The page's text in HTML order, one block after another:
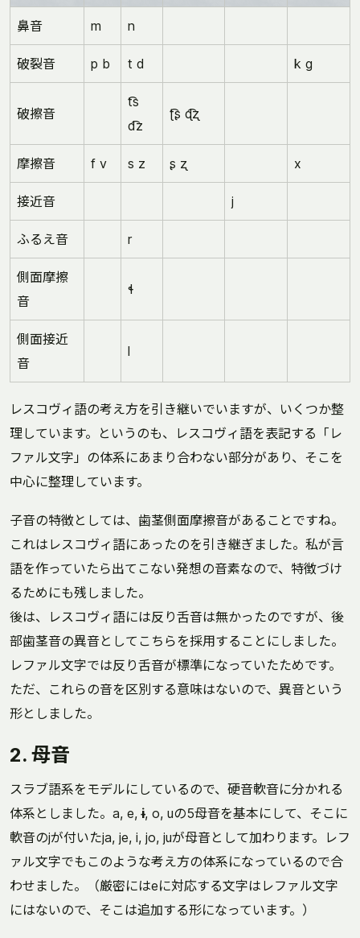
鼻音 m n
破裂音 p b t d k g
破擦音
t͡s
d͡z
ʈ͡ʂ ɖ͡ʐ
摩擦音 f v s z ʂ ʐ x
接近音 j
ふるえ音 r
側面摩擦
音
ɬ
側面接近
音
l
レスコヴィ語の考え方を引き継いでいますが、いくつか整
理しています。というのも、レスコヴィ語を表記する「レ
ファル文字」の体系にあまり合わない部分があり、そこを
中心に整理しています。
子音の特徴としては、歯茎側面摩擦音があることですね。
これはレスコヴィ語にあったのを引き継ぎました。私が言
語を作っていたら出てこない発想の音素なので、特徴づけ
るためにも残しました。
後は、レスコヴィ語には反り舌音は無かったのですが、後
部歯茎音の異音としてこちらを採用することにしました。
レファル文字では反り舌音が標準になっていたためです。
ただ、これらの音を区別する意味はないので、異音という
形としました。
2. 母音
スラブ語系をモデルにしているので、硬音軟音に分かれる
体系としました。a, e,ɨ, o, uの5母音を基本にして、そこに
軟音のjが付いたja, je, i, jo, juが母音として加わります。レフ
ァル文字でもこのような考え方の体系になっているので合
わせました。（厳密にはeに対応する文字はレファル文字
にはないので、そこは追加する形になっています。）